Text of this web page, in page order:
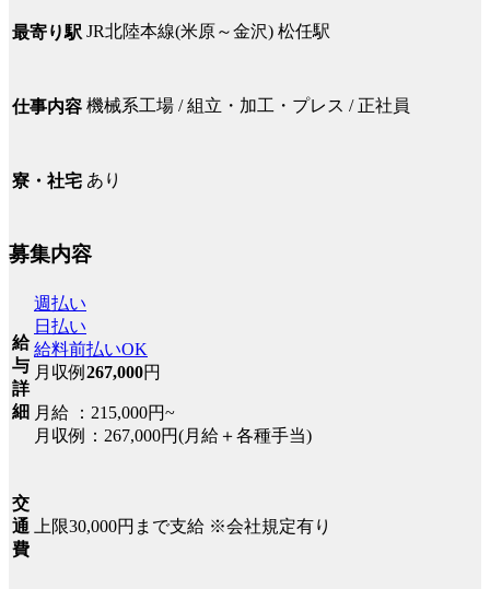
最寄り駅 JR北陸本線(米原～金沢) 松任駅
仕事内容 機械系工場 / 組立・加工・プレス / 正社員
寮・社宅 あり
募集内容
給
与
詳
細
週払い
日払い
給料前払いOK
月収例 267,000円
月給 ：215,000円~
月収例：267,000円(月給＋各種手当)
交
通
費
上限30,000円まで支給 ※会社規定有り